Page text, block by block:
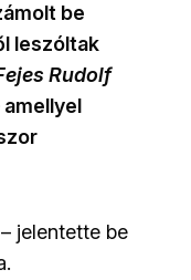
be
leszóltak
Rudolf
amellyel
– jelentette be